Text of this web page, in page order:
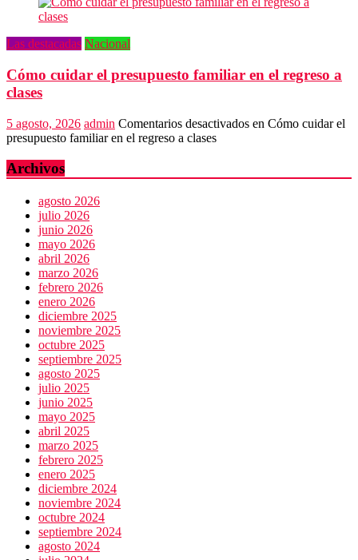
Las destacadas Nacional
Cómo cuidar el presupuesto familiar en el regreso a
clases
5 agosto, 2026 admin Comentarios desactivados en Cómo cuidar el
presupuesto familiar en el regreso a clases
Archivos
agosto 2026
julio 2026
junio 2026
mayo 2026
abril 2026
marzo 2026
febrero 2026
enero 2026
diciembre 2025
noviembre 2025
octubre 2025
septiembre 2025
agosto 2025
julio 2025
junio 2025
mayo 2025
abril 2025
marzo 2025
febrero 2025
enero 2025
diciembre 2024
noviembre 2024
octubre 2024
septiembre 2024
agosto 2024